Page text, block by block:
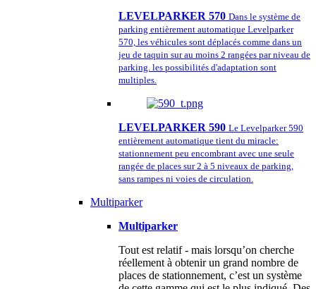
LEVELPARKER 570 Dans le système de
parking entièrement automatique Levelparker
570, les véhicules sont déplacés comme dans un
jeu de taquin sur au moins 2 rangées par niveau de
parking. les possibilités d'adaptation sont
multiples.
LEVELPARKER 590 Le Levelparker 590
entièrement automatique tient du miracle:
stationnement peu encombrant avec une seule
rangée de places sur 2 à 5 niveaux de parking,
sans rampes ni voies de circulation.
Multiparker
Multiparker
Tout est relatif - mais lorsqu’on cherche
réellement à obtenir un grand nombre de
places de stationnement, c’est un système